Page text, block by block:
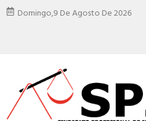
Domingo,9 De Agosto De 2026